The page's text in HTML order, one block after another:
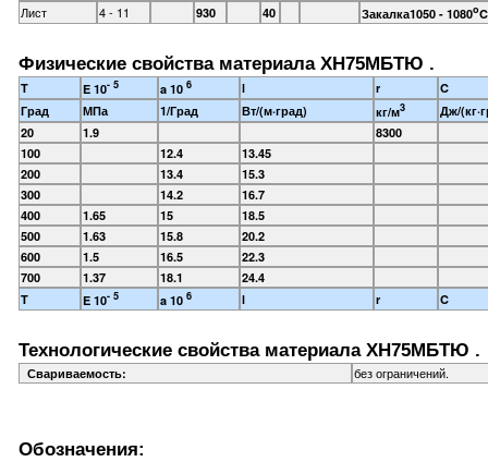
Лист 4 - 11 930 40 Закалка1050 - 1080o
Физические свойства материала ХН75МБТЮ .
T E 10- 5 a 10 6 l r
C
Град
МПа 1/Град Вт/(м·град) кг/м3
Дж/
20
1.9
8300
100
12.4
13.45
200
13.4
15.3
300
14.2
16.7
400
1.65 15
18.5
500
1.63 15.8
20.2
600
1.5 16.5
22.3
700
1.37 18.1
24.4
T
E 10- 5 a 10 6 l r C
Технологические свойства материала ХН75МБТЮ .
Свариваемость: без ограничений.
Обозначения: